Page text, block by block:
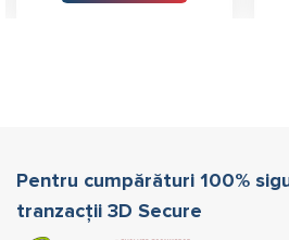
Pentru cumpărături 100%
tranzacții 3D Secure